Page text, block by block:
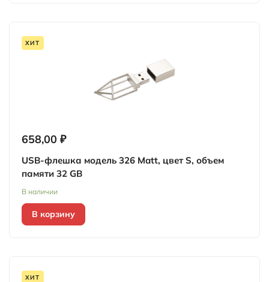
ХИТ
658,00 ₽
USB-флешка модель 326 Matt, цвет S, объем
памяти 32 GB
В наличии
В корзину
ХИТ